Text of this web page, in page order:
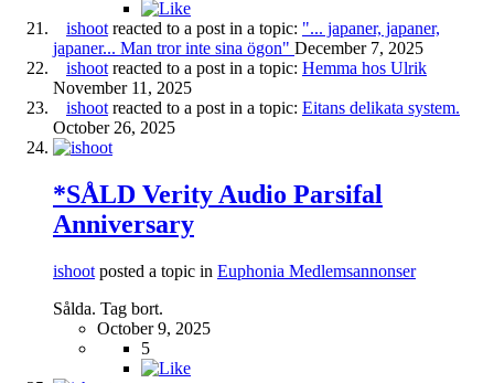
ishoot reacted to a post in a topic: "... japaner, japaner,
japaner... Man tror inte sina ögon" December 7, 2025
ishoot reacted to a post in a topic: Hemma hos Ulrik
November 11, 2025
ishoot reacted to a post in a topic: Eitans delikata system.
October 26, 2025
*SÅLD Verity Audio Parsifal
Anniversary
ishoot posted a topic in Euphonia Medlemsannonser
Sålda. Tag bort.
October 9, 2025
5